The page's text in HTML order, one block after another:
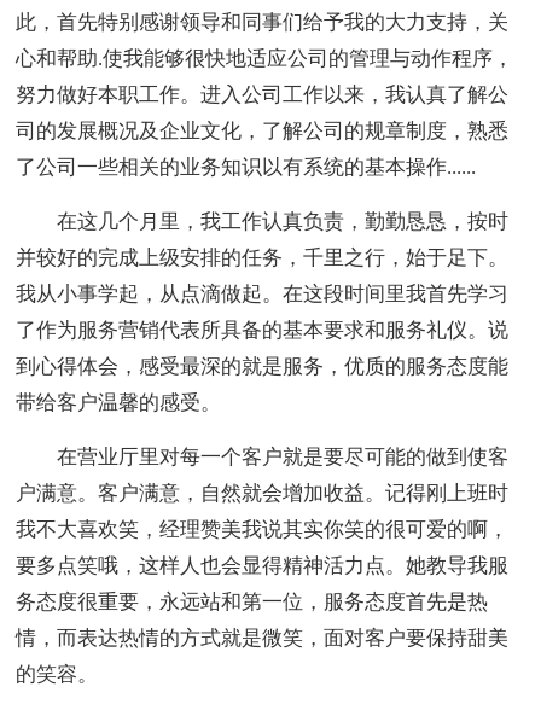
此，首先特别感谢领导和同事们给予我的大力支持，关
心和帮助.使我能够很快地适应公司的管理与动作程序，
努力做好本职工作。进入公司工作以来，我认真了解公
司的发展概况及企业文化，了解公司的规章制度，熟悉
了公司一些相关的业务知识以有系统的基本操作......
在这几个月里，我工作认真负责，勤勤恳恳，按时
并较好的完成上级安排的任务，千里之行，始于足下。
我从小事学起，从点滴做起。在这段时间里我首先学习
了作为服务营销代表所具备的基本要求和服务礼仪。说
到心得体会，感受最深的就是服务，优质的服务态度能
带给客户温馨的感受。
在营业厅里对每一个客户就是要尽可能的做到使客
户满意。客户满意，自然就会增加收益。记得刚上班时
我不大喜欢笑，经理赞美我说其实你笑的很可爱的啊，
要多点笑哦，这样人也会显得精神活力点。她教导我服
务态度很重要，永远站和第一位，服务态度首先是热
情，而表达热情的方式就是微笑，面对客户要保持甜美
的笑容。